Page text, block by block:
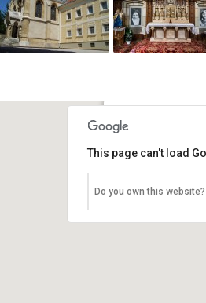
This page can't load
Do you own this website?